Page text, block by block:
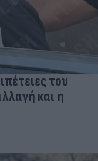
του
και η